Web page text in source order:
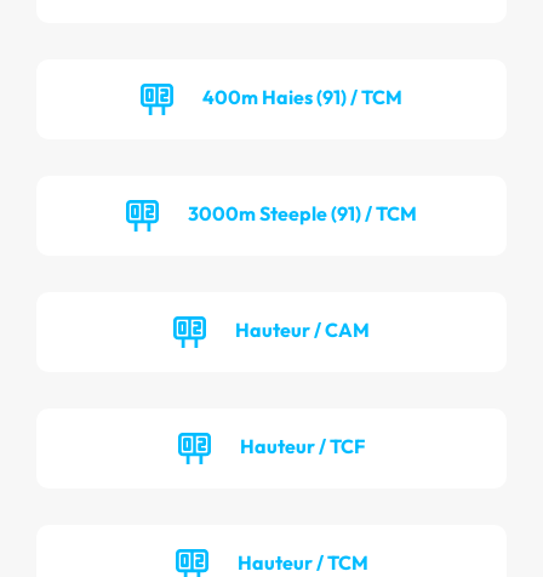
400m Haies (91) / TCM
3000m Steeple (91) / TCM
Hauteur / CAM
Hauteur / TCF
Hauteur / TCM